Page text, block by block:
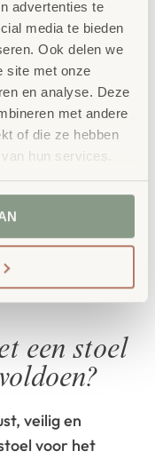
advertenties te
media te bieden
Ook delen we
site met onze
en analyse. Deze
met andere
of die ze hebben
hun services.
omdat
met de rug en
tijdens lange
voelt de
voor extra
van de zitting.
perfect binnen
een stoel
veilig en
voor het